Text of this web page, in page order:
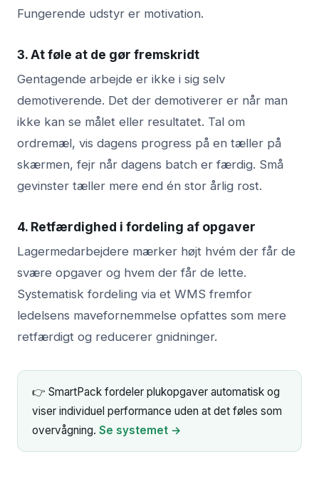
Fungerende udstyr er motivation.
3. At føle at de gør fremskridt
Gentagende arbejde er ikke i sig selv
demotiverende. Det der demotiverer er når man
ikke kan se målet eller resultatet. Tal om
ordremæl, vis dagens progress på en tæller på
skærmen, fejr når dagens batch er færdig. Små
gevinster tæller mere end én stor årlig rost.
4. Retfærdighed i fordeling af opgaver
Lagermedarbejdere mærker højt hvém der får de
svære opgaver og hvem der får de lette.
Systematisk fordeling via et WMS fremfor
ledelsens mavefornemmelse opfattes som mere
retfærdigt og reducerer gnidninger.
👉 SmartPack fordeler plukopgaver automatisk og
viser individuel performance uden at det føles som
overvågning. Se systemet →